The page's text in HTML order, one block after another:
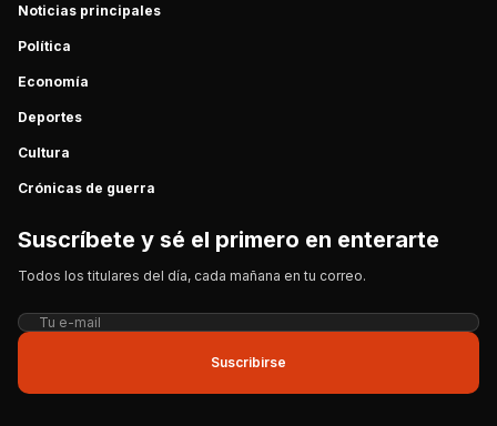
Noticias principales
Política
Economía
Deportes
Cultura
Crónicas de guerra
Suscríbete y sé el primero en enterarte
Todos los titulares del día, cada mañana en tu correo.
Suscribirse